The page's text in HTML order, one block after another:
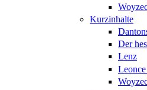
Kurzinhalte
Der
Lenz